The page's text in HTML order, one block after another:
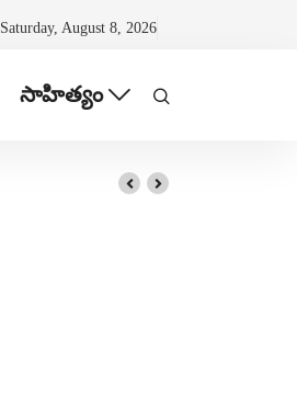
Saturday, August 8, 2026
సాహిత్యం